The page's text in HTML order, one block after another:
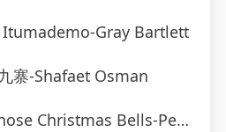
Itumademo-Gray Bartlett
寨-Shafaet Osman
Christmas Bells-Peggy Lee